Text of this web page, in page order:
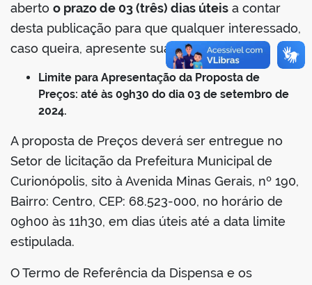
aberto o prazo de 03 (três) dias úteis a contar
desta publicação para que qualquer interessado,
caso queira, apresente sua proposta.
Limite para Apresentação da Proposta de
Preços: até às 09h30 do dia 03 de setembro de
2024.
A proposta de Preços deverá ser entregue no
Setor de licitação da Prefeitura Municipal de
Curionópolis, sito à Avenida Minas Gerais, nº 190,
Bairro: Centro, CEP: 68.523-000, no horário de
09h00 às 11h30, em dias úteis até a data limite
estipulada.
O Termo de Referência da Dispensa e os